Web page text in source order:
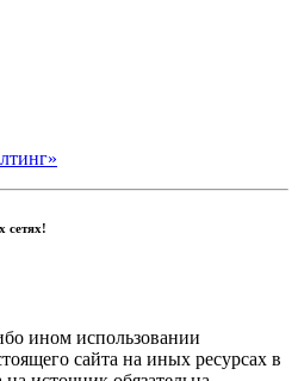
сетях!
ином использовании
сайта на иных ресурсах в